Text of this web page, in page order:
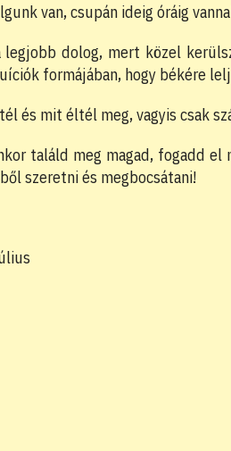
van, csupán ideig óráig
legjobb dolog, mert közel
formájában, hogy békére
és mit éltél meg, vagyis csak
találd meg magad, fogadd
szeretni és megbocsátani!